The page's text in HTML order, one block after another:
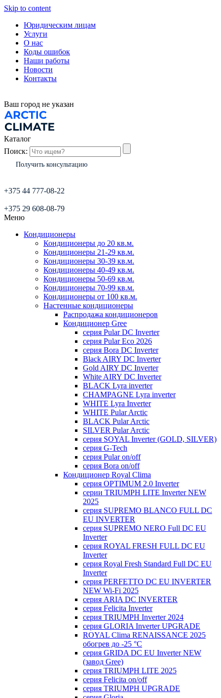
Skip to content
Юридическим лицам
Услуги
О нас
Коды ошибок
Наши работы
Новости
Контакты
Ваш город не указан
Каталог
Поиск:
Получить консультацию
+375 44 777-08-22
+375 29 608-08-79
Меню
Кондиционеры
Кондиционеры до 20 кв.м.
Кондиционеры 21-29 кв.м.
Кондиционеры 30-39 кв.м.
Кондиционеры 40-49 кв.м.
Кондиционеры 50-69 кв.м.
Кондиционеры 70-99 кв.м.
Кондиционеры от 100 кв.м.
Настенные кондиционеры
Распродажа кондиционеров
Кондиционер Gree
серия Pular DC Inverter
серия Pular Eco 2026
серия Bora DC Inverter
Black AIRY DC Inverter
Gold AIRY DC Inverter
White AIRY DC Inverter
BLACK Lyra inverter
CHAMPAGNE Lyra inverter
WHITE Lyra Inverter
WHITE Pular Arctic
BLACK Pular Arctic
SILVER Pular Arctic
серия SOYAL Inverter (GOLD, SILVER)
серия G-Tech
серия Pular on/off
серия Bora on/off
Кондиционер Royal Clima
серия OPTIMUM 2.0 Inverter
серии TRIUMPH LITE Inverter NEW
2025
серия SUPREMO BLANCO FULL DC
EU INVERTER
серия SUPREMO NERO Full DC EU
Inverter
серия ROYAL FRESH FULL DC EU
Inverter
серия Royal Fresh Standard Full DC EU
Inverter
серия PERFETTO DC EU INVERTER
NEW Wi-Fi 2025
серия ARIA DC INVERTER
серия Felicita Inverter
серия TRIUMPH Inverter 2024
серия GLORIA Inverter UPGRADE
ROYAL Clima RENAISSANCE 2025
обогрев до -25 °С
серия GRIDA DC EU Inverter NEW
(завод Gree)
серия TRIUMPH LITE 2025
серия Felicita on/off
серия TRIUMPH UPGRADE